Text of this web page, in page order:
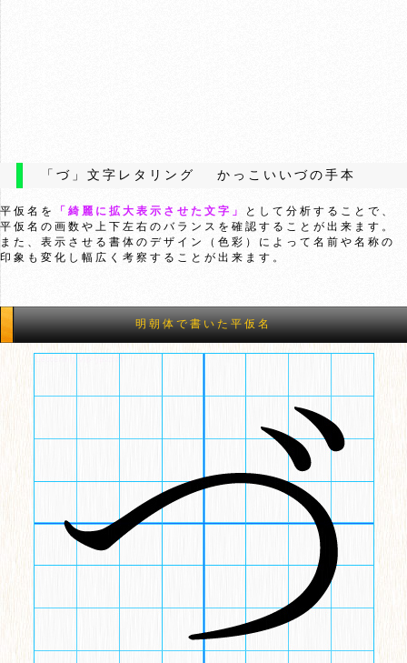
「づ」文字レタリング かっこいいづの手本
平仮名を 「綺麗に拡大表示させた文字」
として分析することで、
平仮名の画数や上下左右のバランスを確認することが出来ます。
また、表示させる書体のデザイン（色彩）によって名前や名称の
印象も変化し幅広く考察することが出来ます。
明朝体で書いた平仮名